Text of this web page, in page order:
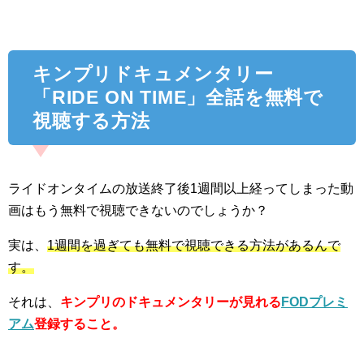
キンプリドキュメンタリー
「RIDE ON TIME」全話を無料で
視聴する方法
ライドオンタイムの放送終了後1週間以上経ってしまった動
画はもう無料で視聴できないのでしょうか？
実は、 1週間を過ぎても無料で視聴できる方法があるんで
す。
それは、 キンプリのドキュメンタリーが見れる FODプレミ
アム登録すること。